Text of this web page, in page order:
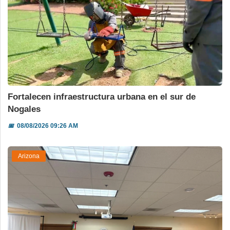
Fortalecen infraestructura urbana en el sur de
Nogales
📅08/08/2026 09:26 AM
Arizona